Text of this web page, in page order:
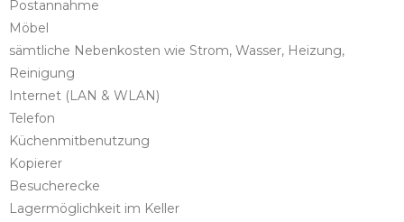
Postannahme
Möbel
sämtliche Nebenkosten wie Strom, Wasser, Heizung,
Reinigung
Internet (LAN & WLAN)
Telefon
Küchenmitbenutzung
Kopierer
Besucherecke
Lagermöglichkeit im Keller